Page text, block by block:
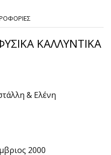
ΚΑΛΛΥΝΤΙΚΑ
& Ελένη
2000